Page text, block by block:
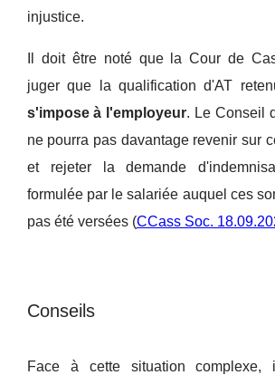
injustice.
Il doit être noté que la Cour de
juger que la qualification d'AT
s'impose à l'employeur. Le Conseil
ne pourra pas davantage revenir sur
et rejeter la demande
formulée par le salariée auquel ces
pas été versées (CCass Soc.
Conseils
Face à cette situation complexe,